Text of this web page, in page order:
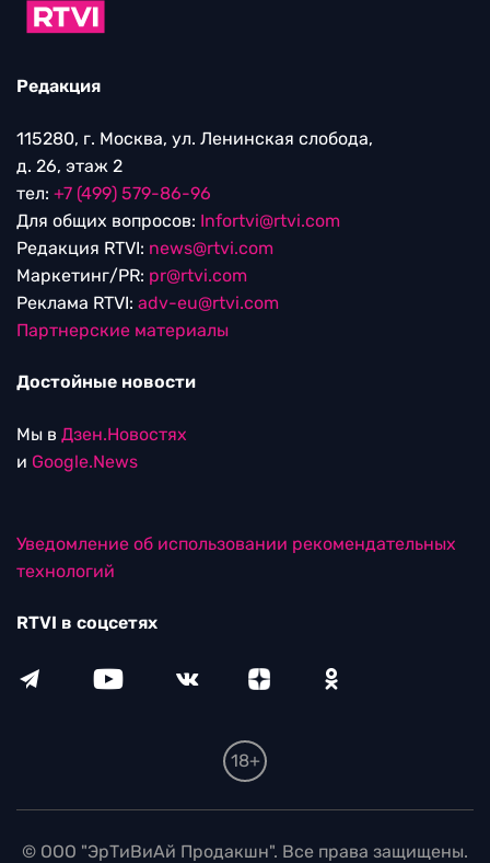
Редакция
115280, г. Москва, ул. Ленинская слобода,
д. 26, этаж 2
тел: +7 (499) 579-86-96
Для общих вопросов: Infortvi@rtvi.com
Редакция RTVI: news@rtvi.com
Маркетинг/PR: pr@rtvi.com
Реклама RTVI: adv-eu@rtvi.com
Партнерские материалы
Достойные новости
Мы в Дзен.Новостях
и Google.News
Уведомление об использовании рекомендательных
технологий
RTVI в соцсетях
18+
© ООО "ЭрТиВиАй Продакшн". Все права защищены.